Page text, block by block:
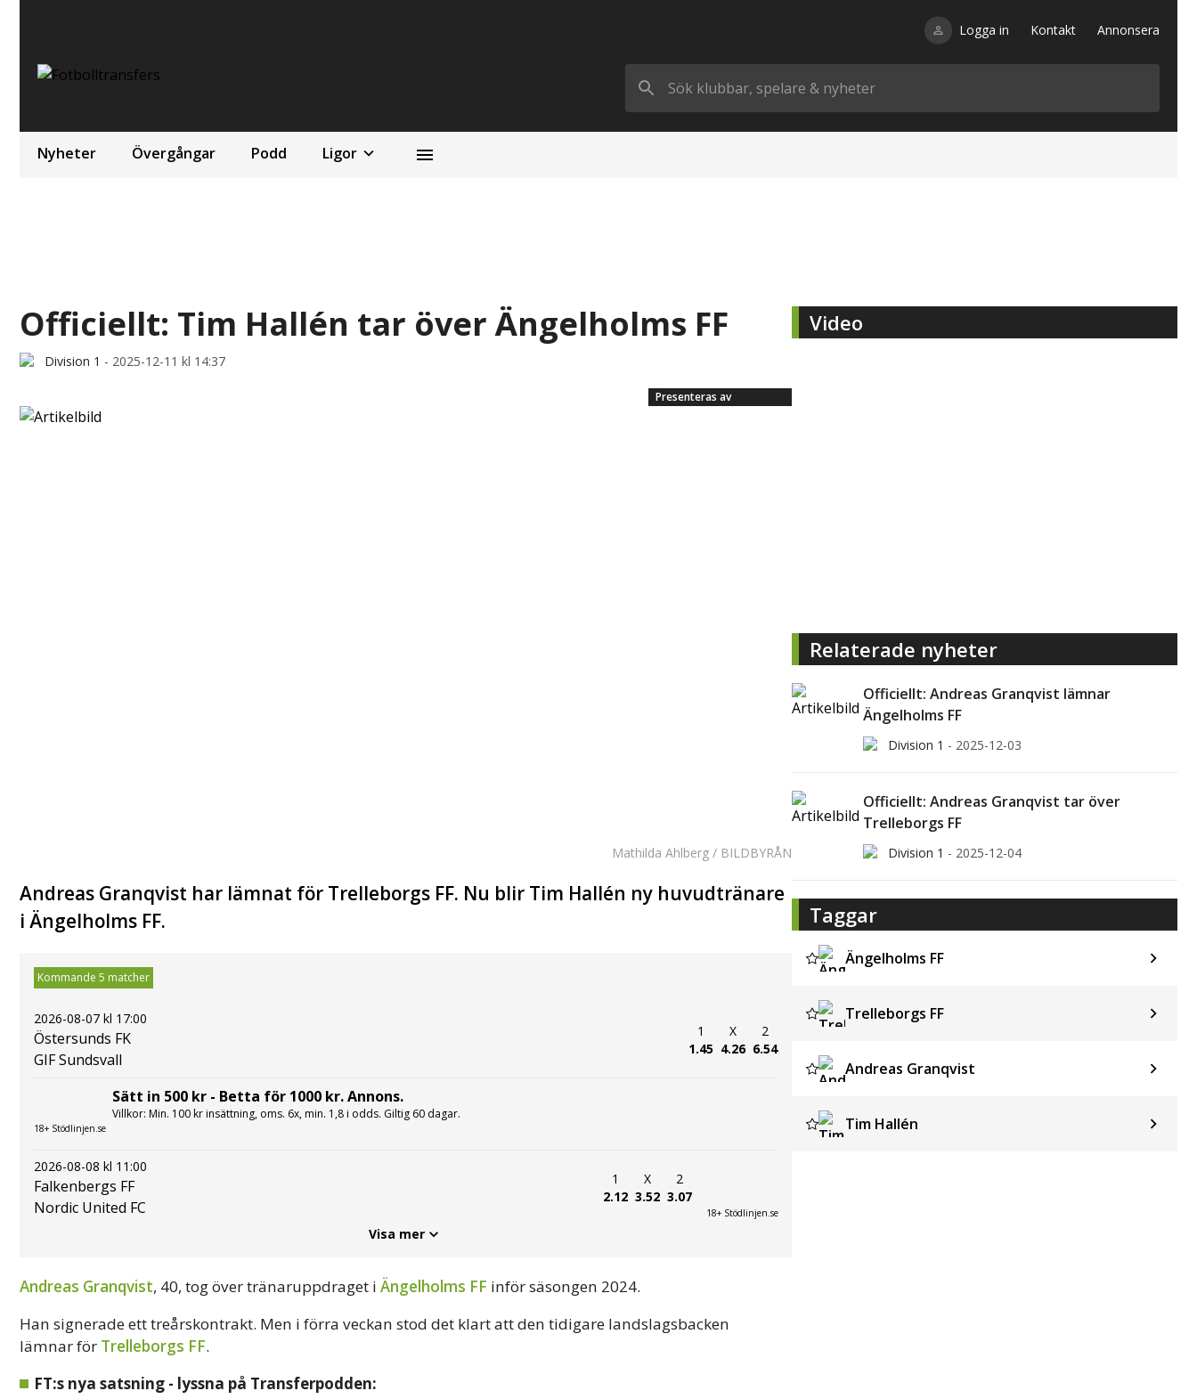
Logga in Kontakt Annonsera
Nyheter Övergångar Podd Ligor
Officiellt: Tim Hallén tar över Ängelholms FF
Division 1 - 2025-12-11 kl 14:37
Presenteras av
Mathilda Ahlberg / BILDBYRÅN
Andreas Granqvist har lämnat för Trelleborgs FF. Nu blir Tim Hallén ny huvudtränare
i Ängelholms FF.
Kommande 5 matcher
2026-08-07 kl 17:00
Östersunds FK
GIF Sundsvall
1
1.45
X
4.26
2
6.54
18+ Stödlinjen.se
Sätt in 500 kr - Betta för 1000 kr. Annons.
Villkor: Min. 100 kr insättning, oms. 6x, min. 1,8 i odds. Giltig 60 dagar.
2026-08-08 kl 11:00
Falkenbergs FF
Nordic United FC
1
2.12
X
3.52
2
3.07
18+ Stödlinjen.se
Visa mer
Andreas Granqvist, 40, tog över tränaruppdraget i Ängelholms FF inför säsongen 2024.
Han signerade ett treårskontrakt. Men i förra veckan stod det klart att den tidigare landslagsbacken
lämnar för Trelleborgs FF.
FT:s nya satsning - lyssna på Transferpodden:
Video
Relaterade nyheter
Officiellt: Andreas Granqvist lämnar
Ängelholms FF
Division 1 - 2025-12-03
Officiellt: Andreas Granqvist tar över
Trelleborgs FF
Division 1 - 2025-12-04
Taggar
Ängelholms FF
Trelleborgs FF
Andreas Granqvist
Tim Hallén